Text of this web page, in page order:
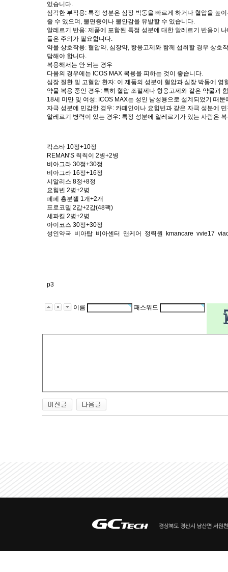
있습니다.
심각한 부작용: 특정 성분은 심장 박동을 빠르게 하거나 혈압을 높
줄 수 있으며, 불면증이나 불안감을 유발할 수 있습니다.
알레르기 반응: 제품에 포함된 특정 성분에 대한 알레르기 반응이
들은 주의가 필요합니다.
약물 상호작용: 혈압약, 심장약, 항응고제와 함께 섭취할 경우 상
담해야 합니다.
복용해서는 안 되는 경우
다음의 경우에는 ICOS MAX 복용을 피하는 것이 좋습니다.
심장 질환 및 고혈압 환자: 이 제품의 성분이 혈압과 심장 박동에
약물 복용 중인 경우: 특히 혈압 조절제나 항응고제와 같은 약물과
18세 미만 및 여성: ICOS MAX는 성인 남성용으로 설계되었기 때
자극 성분에 민감한 경우: 카페인이나 요힘빈과 같은 자극 성분에
알레르기 병력이 있는 경우: 특정 성분에 알레르기가 있는 사람은
칵스타 10정+10정
REMAN'S 칙칙이 2병+2병
비아그라 30정+30정
비아그라 16정+16정
시알리스 8정+8정
요힘빈 2병+2병
페페 흥분젤 1개+2개
프로코밀 2갑+2갑(48팩)
세파킬 2병+2병
아이코스 30정+30정
성인약국 비아탑 비아센터 맨케어 정력원 kmancare vvie17
p3
이름 패스워드